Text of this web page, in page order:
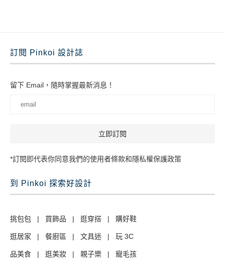
訂閱 Pinkoi 設計誌
留下 Email，隨時掌握最新消息！
*訂閱即代表你同意我們的使用者條款和隱私權保護政策
到 Pinkoi 探索好設計
挑包包 | 買飾品 | 逛穿搭 | 購好鞋
逛居家 | 餐廚區 | 文具迷 | 玩 3C
品美食 | 逛美妝 | 親子樂 | 寵毛孩